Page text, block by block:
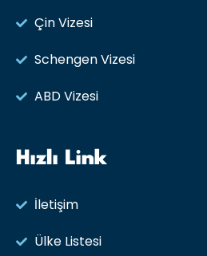
Çin Vizesi
Schengen Vizesi
ABD Vizesi
Hızlı Link
İletişim
Ülke Listesi